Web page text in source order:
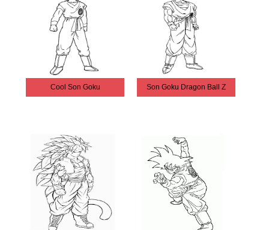
Cool Son Goku Son Goku Dragon Ball Z